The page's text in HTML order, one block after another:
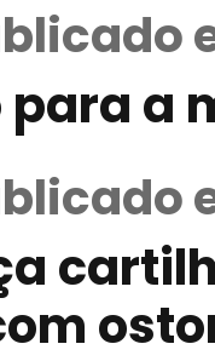
para a